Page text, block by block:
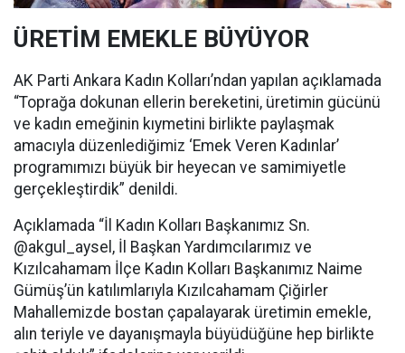
ÜRETİM EMEKLE BÜYÜYOR
AK Parti Ankara Kadın Kolları’ndan yapılan açıklamada
“Toprağa dokunan ellerin bereketini, üretimin gücünü
ve kadın emeğinin kıymetini birlikte paylaşmak
amacıyla düzenlediğimiz ‘Emek Veren Kadınlar’
programımızı büyük bir heyecan ve samimiyetle
gerçekleştirdik” denildi.
Açıklamada “İl Kadın Kolları Başkanımız Sn.
@akgul_aysel, İl Başkan Yardımcılarımız ve
Kızılcahamam İlçe Kadın Kolları Başkanımız Naime
Gümüş’ün katılımlarıyla Kızılcahamam Çiğirler
Mahallemizde bostan çapalayarak üretimin emekle,
alın teriyle ve dayanışmayla büyüdüğüne hep birlikte